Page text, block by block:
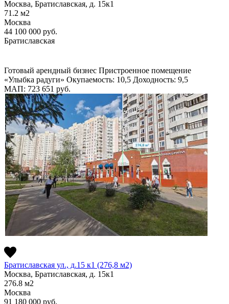
Москва, Братиславская, д. 15к1
71.2 м2
Москва
44 100 000 руб.
Братиславская
Готовый арендный бизнес Пристроенное помещение
«Улыбка радуги» Окупаемость: 10,5 Доходность: 9,5
МАП: 723 651 руб.
Братиславская ул., д.15 к1 (276,8 м2)
Москва, Братиславская, д. 15к1
276.8 м2
Москва
91 180 000 руб.